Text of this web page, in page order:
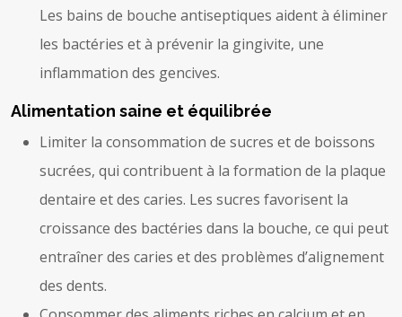
Les bains de bouche antiseptiques aident à éliminer
les bactéries et à prévenir la gingivite, une
inflammation des gencives.
Alimentation saine et équilibrée
Limiter la consommation de sucres et de boissons
sucrées, qui contribuent à la formation de la plaque
dentaire et des caries. Les sucres favorisent la
croissance des bactéries dans la bouche, ce qui peut
entraîner des caries et des problèmes d’alignement
des dents.